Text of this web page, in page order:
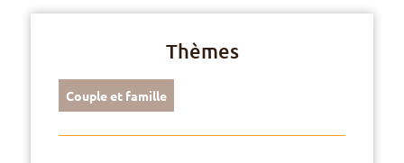
Thèmes
Couple et famille